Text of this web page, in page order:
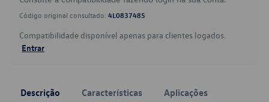
Código original consultado: 4L0837485
Compatibilidade disponível apenas para clientes logados.
Entrar
Descrição Características Aplicações